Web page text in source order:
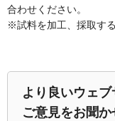
合わせください。
※試料を加工、採取す
より良いウェ
ご意見をお聞